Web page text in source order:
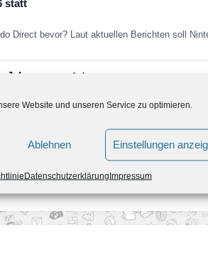
Website und unseren Service zu optimieren.
Ablehnen Einstellungen
DatenschutzerklärungImpressum
statt
Direct bevor? Laut aktuellen Berichten soll
Jahren erwartet
Gedächtnis. Super Mario Galaxy